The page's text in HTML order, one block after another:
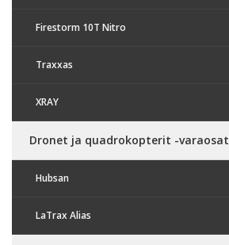
Firestorm 10T Nitro
Traxxas
XRAY
Dronet ja quadrokopterit -varaosat
Hubsan
LaTrax Alias